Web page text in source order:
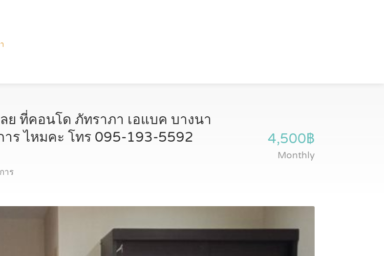
ย ที่คอนโด ภัทราภา เอแบค บางนา
าร ไหมคะ โทร 095-193-5592
าร
4,500฿
Monthly